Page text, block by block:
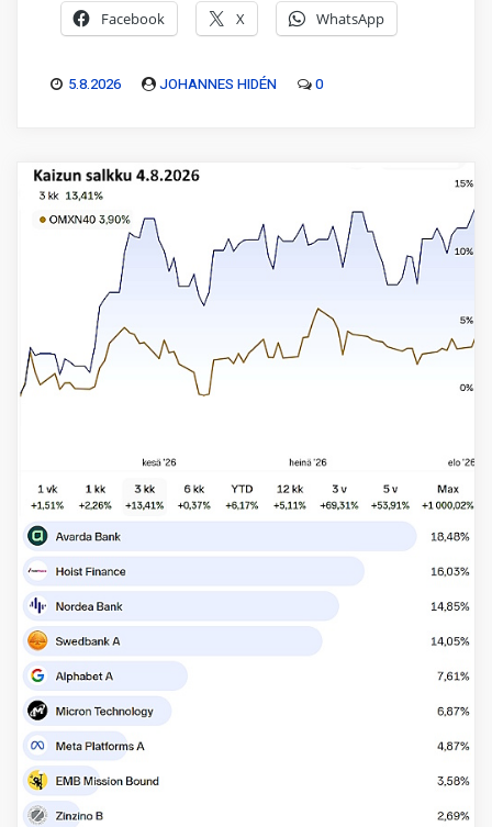
Facebook X WhatsApp
5.8.2026 JOHANNES HIDÉN 0